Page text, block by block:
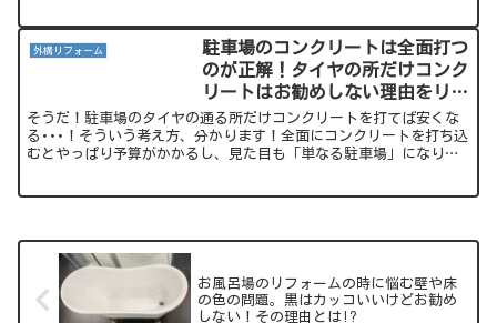
外構リフォーム
駐車場のコンクリートは全面打つ
のが正解！タイヤの所だけコンク
リートはお勧めしない理由をリフ
ォーム屋さんが説明するよ！
そうだ！駐車場のタイヤの通る所だけコンクリートを打てば安くな
る･･･！そういう考え方、分かります！全面にコンクリートを打ち込
むとやっぱり予算がかかるし、見た目も「単なる駐車場」になりま
お風呂場のリフォームの時に悩む壁や床
の色の問題。黒はカッコいいけどお勧め
しない！その理由とは!?